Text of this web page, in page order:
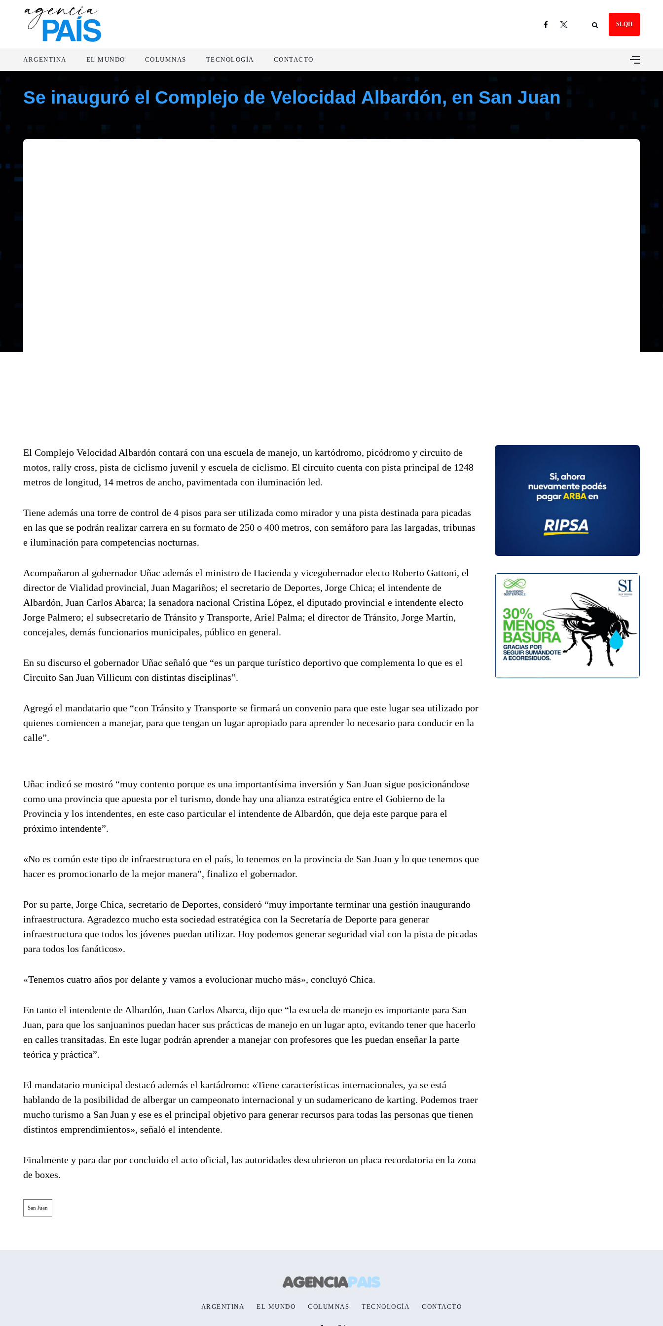
SLQH
ARGENTINA EL MUNDO COLUMNAS TECNOLOGÍA CONTACTO
Se inauguró el Complejo de Velocidad Albardón, en San Juan
El Complejo Velocidad Albardón contará con una escuela de manejo, un kartódromo, picódromo y circuito de
motos, rally cross, pista de ciclismo juvenil y escuela de ciclismo. El circuito cuenta con pista principal de 1248
metros de longitud, 14 metros de ancho, pavimentada con iluminación led.
Tiene además una torre de control de 4 pisos para ser utilizada como mirador y una pista destinada para picadas
en las que se podrán realizar carrera en su formato de 250 o 400 metros, con semáforo para las largadas, tribunas
e iluminación para competencias nocturnas.
Acompañaron al gobernador Uñac además el ministro de Hacienda y vicegobernador electo Roberto Gattoni, el
director de Vialidad provincial, Juan Magariños; el secretario de Deportes, Jorge Chica; el intendente de
Albardón, Juan Carlos Abarca; la senadora nacional Cristina López, el diputado provincial e intendente electo
Jorge Palmero; el subsecretario de Tránsito y Transporte, Ariel Palma; el director de Tránsito, Jorge Martín,
concejales, demás funcionarios municipales, público en general.
En su discurso el gobernador Uñac señaló que “es un parque turístico deportivo que complementa lo que es el
Circuito San Juan Villicum con distintas disciplinas”.
Agregó el mandatario que “con Tránsito y Transporte se firmará un convenio para que este lugar sea utilizado por
quienes comiencen a manejar, para que tengan un lugar apropiado para aprender lo necesario para conducir en la
calle”.
Uñac indicó se mostró “muy contento porque es una importantísima inversión y San Juan sigue posicionándose
como una provincia que apuesta por el turismo, donde hay una alianza estratégica entre el Gobierno de la
Provincia y los intendentes, en este caso particular el intendente de Albardón, que deja este parque para el
próximo intendente”.
«No es común este tipo de infraestructura en el país, lo tenemos en la provincia de San Juan y lo que tenemos que
hacer es promocionarlo de la mejor manera”, finalizo el gobernador.
Por su parte, Jorge Chica, secretario de Deportes, consideró “muy importante terminar una gestión inaugurando
infraestructura. Agradezco mucho esta sociedad estratégica con la Secretaría de Deporte para generar
infraestructura que todos los jóvenes puedan utilizar. Hoy podemos generar seguridad vial con la pista de picadas
para todos los fanáticos».
«Tenemos cuatro años por delante y vamos a evolucionar mucho más», concluyó Chica.
En tanto el intendente de Albardón, Juan Carlos Abarca, dijo que “la escuela de manejo es importante para San
Juan, para que los sanjuaninos puedan hacer sus prácticas de manejo en un lugar apto, evitando tener que hacerlo
en calles transitadas. En este lugar podrán aprender a manejar con profesores que les puedan enseñar la parte
teórica y práctica”.
El mandatario municipal destacó además el kartádromo: «Tiene características internacionales, ya se está
hablando de la posibilidad de albergar un campeonato internacional y un sudamericano de karting. Podemos traer
mucho turismo a San Juan y ese es el principal objetivo para generar recursos para todas las personas que tienen
distintos emprendimientos», señaló el intendente.
Finalmente y para dar por concluido el acto oficial, las autoridades descubrieron un placa recordatoria en la zona
de boxes.
San Juan
ARGENTINA EL MUNDO COLUMNAS TECNOLOGÍA CONTACTO